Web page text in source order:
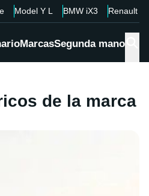
Model Y L BMW iX3 Renault
MarcasSegunda mano
de la marca